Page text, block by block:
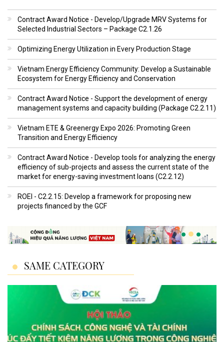
Contract Award Notice - Develop/Upgrade MRV Systems for
Selected Industrial Sectors – Package C2.1.26
Optimizing Energy Utilization in Every Production Stage
Vietnam Energy Efficiency Community: Develop a Sustainable
Ecosystem for Energy Efficiency and Conservation
Contract Award Notice - Support the development of energy
management systems and capacity building (Package C2.2.11)
Vietnam ETE & Greenergy Expo 2026: Promoting Green
Transition and Energy Efficiency
Contract Award Notice - Develop tools for analyzing the energy
efficiency of sub-projects and assess the current state of the
market for energy-saving investment loans (C2.2.12)
ROEI - C2.2.15: Develop a framework for proposing new
projects financed by the GCF
SAME CATEGORY